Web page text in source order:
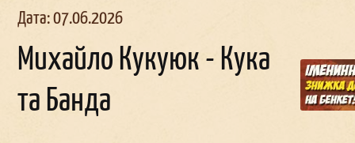
Дата: 07.06.2026
Михайло Кукуюк - Кука
та Банда
в